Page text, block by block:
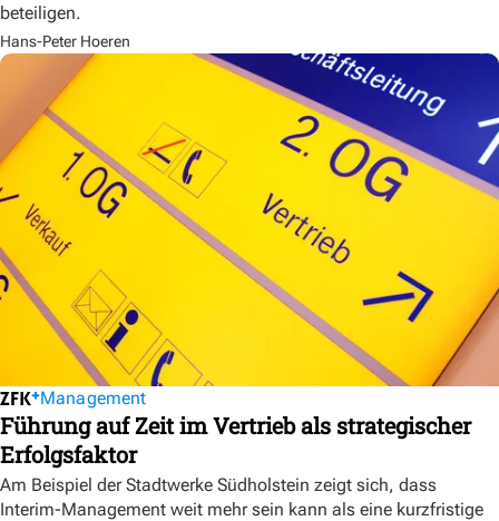
beteiligen.
Hans-Peter Hoeren
Management
Führung auf Zeit im Vertrieb als strategischer
Erfolgsfaktor
Am Beispiel der Stadtwerke Südholstein zeigt sich, dass
Interim-Management weit mehr sein kann als eine kurzfristige